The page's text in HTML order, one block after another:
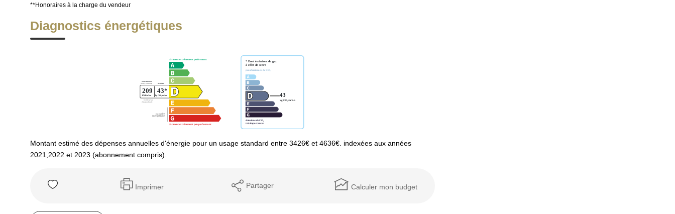
**Honoraires à la charge du vendeur
Diagnostics énergétiques
Montant estimé des dépenses annuelles d'énergie pour un usage standard entre 3426€ et 4636€. indexées aux années
2021,2022 et 2023 (abonnement compris).
Imprimer Partager Calculer mon budget